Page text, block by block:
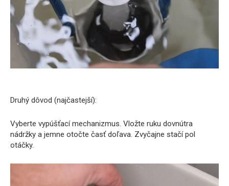
Druhý dôvod (najčastejší):
Vyberte vypúšťací mechanizmus. Vložte ruku dovnútra
nádržky a jemne otočte časť doľava. Zvyčajne stačí pol
otáčky.